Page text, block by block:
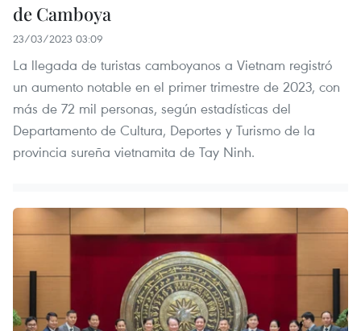
de Camboya
23/03/2023 03:09
La llegada de turistas camboyanos a Vietnam registró
un aumento notable en el primer trimestre de 2023, con
más de 72 mil personas, según estadísticas del
Departamento de Cultura, Deportes y Turismo de la
provincia sureña vietnamita de Tay Ninh.